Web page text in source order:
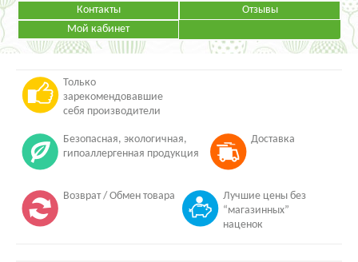
Режим работы:
Пн-Пт: с 09.00 до 19.00
НАПИСАТЬ ПИСЬМО
Контакты
Отзывы
Мой кабинет
Только
зарекомендовавшие
себя производители
Безопасная, экологичная,
гипоаллергенная продукция
Доставка
Возврат / Обмен товара
Лучшие цены без
“магазинных”
наценок